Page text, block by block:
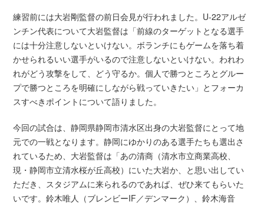
練習前には大岩剛監督の前日会見が行われました。U-22アルゼ
ンチン代表について大岩監督は「前線のターゲットとなる選手
には十分注意しないといけない。ボランチにもゲームを落ち着
かせられるいい選手がいるので注意しないといけない。われわ
れがどう攻撃をして、どう守るか。個人で勝つところとグルー
プで勝つところを明確にしながら戦っていきたい」とフォーカ
スすべきポイントについて語りました。
今回の試合は、静岡県静岡市清水区出身の大岩監督にとって地
元での一戦となります。静岡にゆかりのある選手たちも選出さ
れているため、大岩監督は「あの清商（清水市立商業高校、
現・静岡市立清水桜が丘高校）にいた大岩か、と思い出してい
ただき、スタジアムに来られるのであれば、ぜひ来てもらいた
いです。鈴木唯人（ブレンビーIF／デンマーク）、鈴木海音